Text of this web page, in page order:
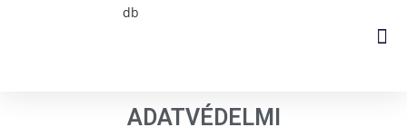
ADATVÉDELMI